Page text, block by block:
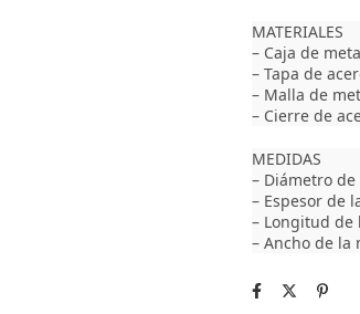
MATERIALES
– Caja de
– Tapa de
– Malla de
– Cierre de
MEDIDAS
– Diámetro
– Espesor de
– Longitud de
– Ancho de la